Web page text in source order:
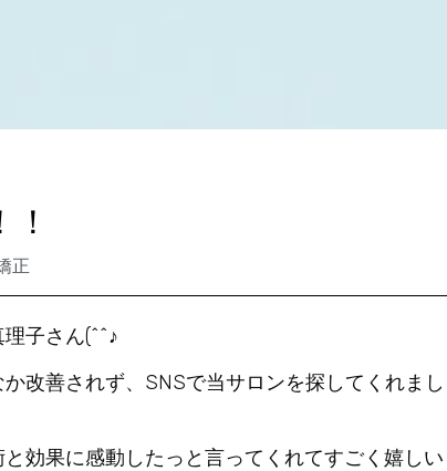
正
子さん(^^♪
改善されず、SNSで当サロンを探してくれまし
効果に感動したっと言ってくれてすごく嬉しい